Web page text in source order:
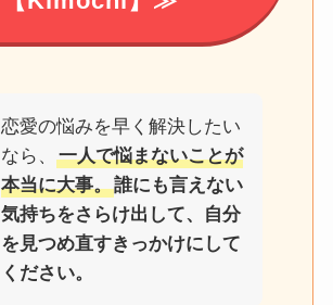
恋愛の悩みを早く解決したい
なら、一人で悩まないことが
本当に大事。誰にも言えない
気持ちをさらけ出して、自分
を見つめ直すきっかけにして
ください。